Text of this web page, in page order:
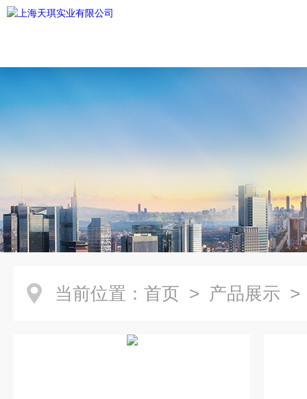
当前位置： 首页 > 产品展示